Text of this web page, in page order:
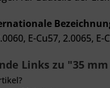
E-Cu57, 2.0065, E-
Links zu "35 mm